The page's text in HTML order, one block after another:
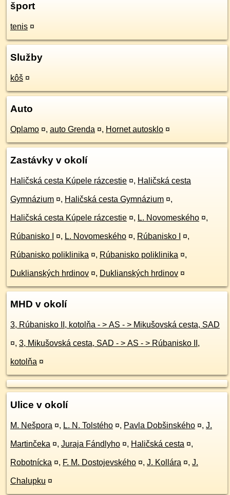
šport
tenis ¤
Služby
kôš ¤
Auto
Oplamo ¤, auto Grenda ¤, Hornet autosklo ¤
Zastávky v okolí
Haličská cesta Kúpele rázcestie ¤, Haličská cesta
Gymnázium ¤, Haličská cesta Gymnázium ¤,
Haličská cesta Kúpele rázcestie ¤, L. Novomeského ¤,
Rúbanisko I ¤, L. Novomeského ¤, Rúbanisko I ¤,
Rúbanisko poliklinika ¤, Rúbanisko poliklinika ¤,
Duklianských hrdinov ¤, Duklianských hrdinov ¤
MHD v okolí
3, Rúbanisko II, kotolňa - > AS - > Mikušovská cesta, SAD
¤, 3, Mikušovská cesta, SAD - > AS - > Rúbanisko II,
kotolňa ¤
Ulice v okolí
M. Nešpora ¤, L. N. Tolstého ¤, Pavla Dobšinského ¤, J.
Martinčeka ¤, Juraja Fándlyho ¤, Haličská cesta ¤,
Robotnícka ¤, F. M. Dostojevského ¤, J. Kollára ¤, J.
Chalupku ¤